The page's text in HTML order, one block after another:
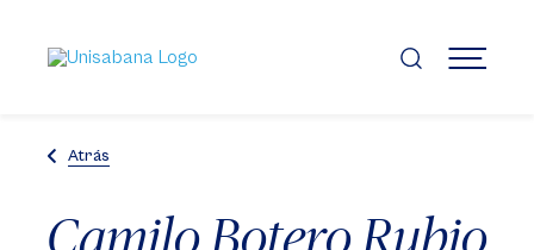
contenido
principal
MENÚ
Atrás
Camilo Botero Rubio